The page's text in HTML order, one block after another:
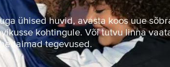
ühised huvid, avasta koos uue
kohtingule. Või tutvu linna
tegevused.